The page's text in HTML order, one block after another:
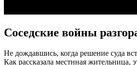
Соседские войны
Не дождавшись, когда решение суда
Как рассказала местнная жительница,